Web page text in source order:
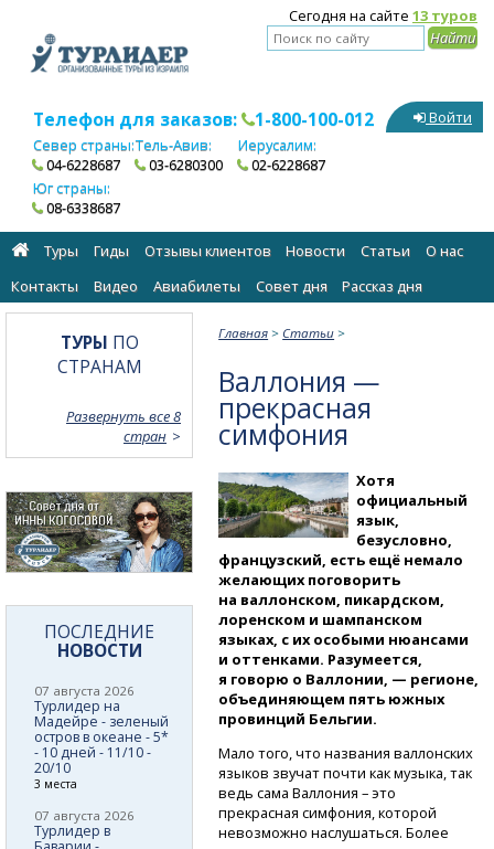
Сегодня на сайте 13 туров
Телефон для заказов: 1-800-100-012
Север страны:
04-6228687
Тель-Авив:
03-6280300
Иерусалим:
02-6228687
Юг страны:
08-6338687
Войти
Туры Гиды Отзывы клиентов Новости Статьи
О нас
Контакты
Видео Авиабилеты Cовет дня Рассказ дня
Главная > Статьи >
Валлония —
прекрасная
симфония
Хотя
официальный
язык,
безусловно,
французский, есть ещё немало
желающих поговорить
на валлонском, пикардском,
лоренском и шампанском
языках, с их особыми нюансами
и оттенками. Разумеется,
я говорю о Валлонии, — регионе,
объединяющем пять южных
провинций Бельгии.
Мало того, что названия валлонских
языков звучат почти как музыка, так
ведь сама Валлония – это
прекрасная симфония, которой
невозможно наслушаться. Более
ТУРЫ ПО
СТРАНАМ
Развернуть все 8
стран
ПОСЛЕДНИЕ
НОВОСТИ
07 августа 2026
Турлидер на
Мадейре - зеленый
остров в океане - 5*
- 10 дней - 11/10 -
20/10
3 места
07 августа 2026
Турлидер в